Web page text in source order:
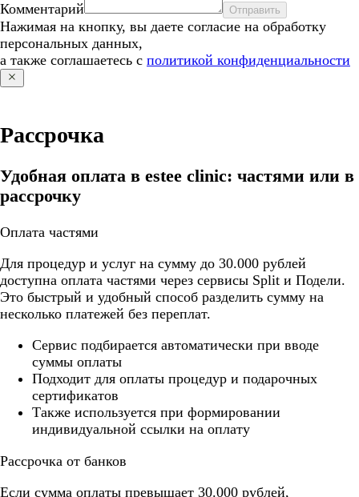
Комментарий Отправить
Нажимая на кнопку, вы даете согласие на обработку
персональных данных,
а также соглашаетесь с политикой конфиденциальности
Рассрочка
Удобная оплата в estee clinic: частями или в
рассрочку
Оплата частями
Для процедур и услуг на сумму до 30.000 рублей
доступна оплата частями через сервисы Split и Подели.
Это быстрый и удобный способ разделить сумму на
несколько платежей без переплат.
Cервис подбирается автоматически при вводе
суммы оплаты
Подходит для оплаты процедур и подарочных
сертификатов
Также используется при формировании
индивидуальной ссылки на оплату
Рассрочка от банков
Если сумма оплаты превышает 30.000 рублей,